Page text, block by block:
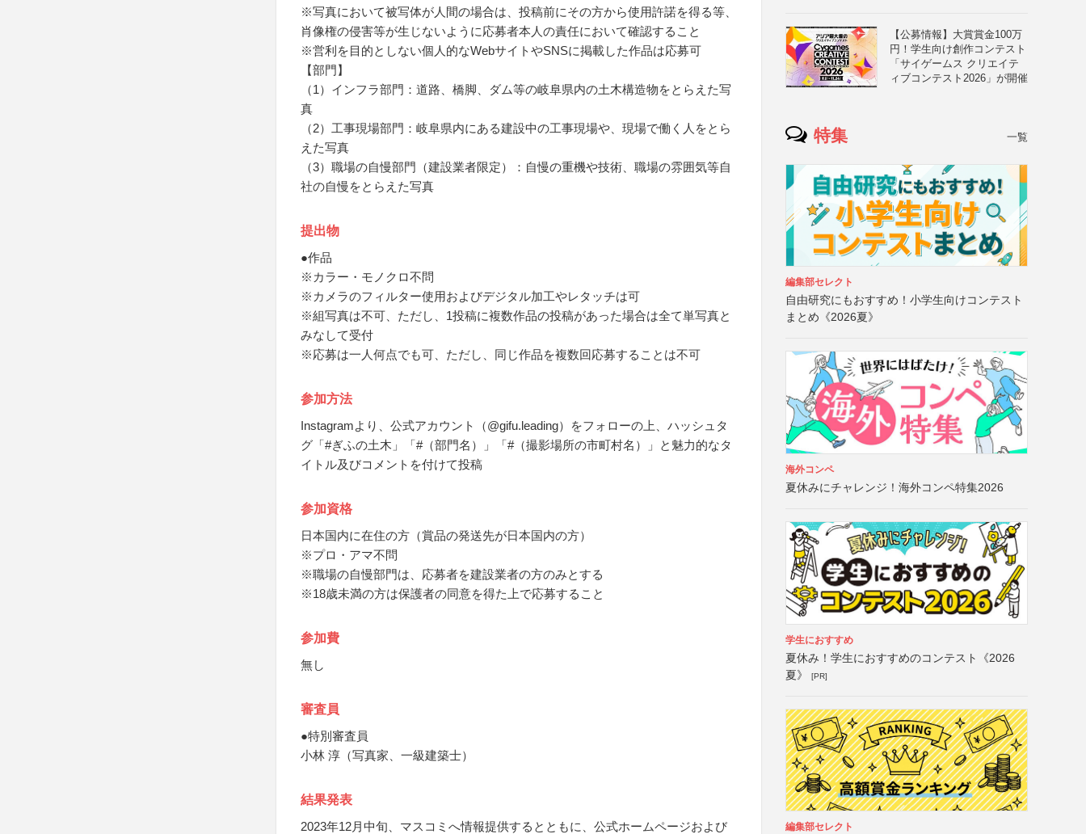
※写真において被写体が人間の場合は、投稿前にその方から使用許諾を得る等、
肖像権の侵害等が生じないように応募者本人の責任において確認すること
※営利を目的としない個人的なWebサイトやSNSに掲載した作品は応募可
【部門】
（1）インフラ部門：道路、橋脚、ダム等の岐阜県内の土木構造物をとらえた写
真
（2）工事現場部門：岐阜県内にある建設中の工事現場や、現場で働く人をとら
えた写真
（3）職場の自慢部門（建設業者限定）：自慢の重機や技術、職場の雰囲気等自
社の自慢をとらえた写真
提出物
●作品
※カラー・モノクロ不問
※カメラのフィルター使用およびデジタル加工やレタッチは可
※組写真は不可、ただし、1投稿に複数作品の投稿があった場合は全て単写真と
みなして受付
※応募は一人何点でも可、ただし、同じ作品を複数回応募することは不可
参加方法
Instagramより、公式アカウント（@gifu.leading）をフォローの上、ハッシュタ
グ「#ぎふの土木」「#（部門名）」「#（撮影場所の市町村名）」と魅力的なタ
イトル及びコメントを付けて投稿
参加資格
日本国内に在住の方（賞品の発送先が日本国内の方）
※プロ・アマ不問
※職場の自慢部門は、応募者を建設業者の方のみとする
※18歳未満の方は保護者の同意を得た上で応募すること
参加費
無し
審査員
●特別審査員
小林 淳（写真家、一級建築士）
結果発表
2023年12月中旬、マスコミへ情報提供するとともに、公式ホームページおよび
【公募情報】大賞賞金100万
円！学生向け創作コンテスト
「サイゲームス クリエイテ
ィブコンテスト2026」が開催
特集 一覧
編集部セレクト
自由研究にもおすすめ！小学生向けコンテスト
まとめ《2026夏》
海外コンペ
夏休みにチャレンジ！海外コンペ特集2026
学生におすすめ
夏休み！学生におすすめのコンテスト《2026
夏》
[PR]
編集部セレクト